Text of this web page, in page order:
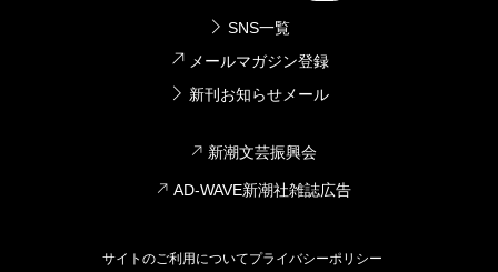
SNS一覧
メールマガジン登録
新刊お知らせメール
新潮文芸振興会
AD-WAVE新潮社雑誌広告
サイトのご利用についてプライバシーポリシー